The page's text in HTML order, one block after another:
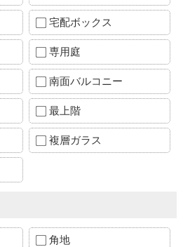
宅配ボックス
専用庭
南面バルコニー
最上階
複層ガラス
角地